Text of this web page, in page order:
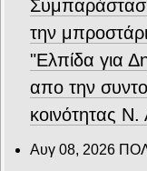
την
"Ελπίδα για
απο την
κοινότητας Ν.
Αυγ 08, 2026